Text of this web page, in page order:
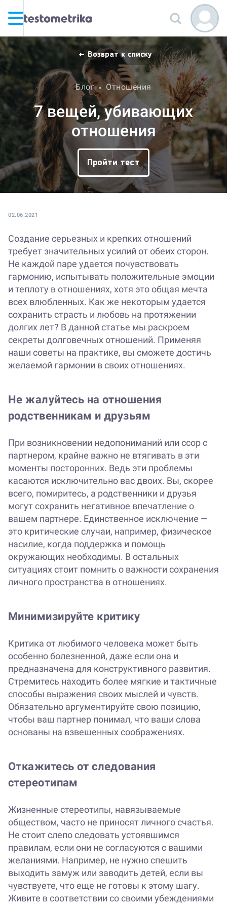
Возврат к списку
Блог Отношения
7 вещей, убивающих
отношения
Пройти тест
02.06.2021
Создание серьезных и крепких отношений
требует значительных усилий от обеих сторон.
Не каждой паре удается почувствовать
гармонию, испытывать положительные эмоции
и теплоту в отношениях, хотя это общая мечта
всех влюбленных. Как же некоторым удается
сохранить страсть и любовь на протяжении
долгих лет? В данной статье мы раскроем
секреты долговечных отношений. Применяя
наши советы на практике, вы сможете достичь
желаемой гармонии в своих отношениях.
Не жалуйтесь на отношения
родственникам и друзьям
При возникновении недопониманий или ссор с
партнером, крайне важно не втягивать в эти
моменты посторонних. Ведь эти проблемы
касаются исключительно вас двоих. Вы, скорее
всего, помиритесь, а родственники и друзья
могут сохранить негативное впечатление о
вашем партнере. Единственное исключение —
это критические случаи, например, физическое
насилие, когда поддержка и помощь
окружающих необходимы. В остальных
ситуациях стоит помнить о важности сохранения
личного пространства в отношениях.
Минимизируйте критику
Критика от любимого человека может быть
особенно болезненной, даже если она и
предназначена для конструктивного развития.
Стремитесь находить более мягкие и тактичные
способы выражения своих мыслей и чувств.
Обязательно аргументируйте свою позицию,
чтобы ваш партнер понимал, что ваши слова
основаны на взвешенных соображениях.
Откажитесь от следования
стереотипам
Жизненные стереотипы, навязываемые
обществом, часто не приносят личного счастья.
Не стоит слепо следовать устоявшимся
правилам, если они не согласуются с вашими
желаниями. Например, не нужно спешить
выходить замуж или заводить детей, если вы
чувствуете, что еще не готовы к этому шагу.
Живите в соответствии со своими убеждениями